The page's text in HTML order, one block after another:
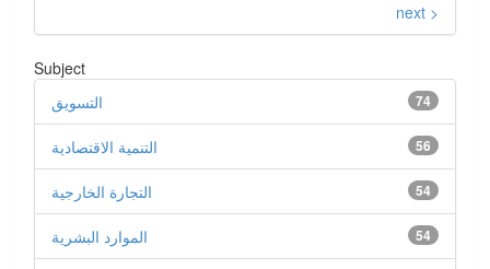
next >
Subject
74 التسويق
56 التنمية الاقتصادية
54 التجارة الخارجية
54 الموارد البشرية